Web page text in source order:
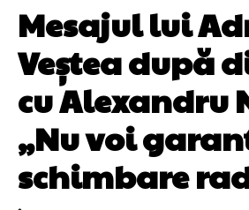
Mesajul lui
Veștea după
cu Alexandru
„Nu voi
schimbare